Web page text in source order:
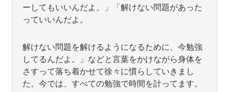
ーしてもいいんだよ。」「解けない問題があった
っていいんだよ。
解けない問題を解けるようになるために、今勉強
してるんだよ。」などと言葉をかけながら身体を
さすって落ち着かせて徐々に慣らしていきまし
た。今では、すべての勉強で時間を計ってます。